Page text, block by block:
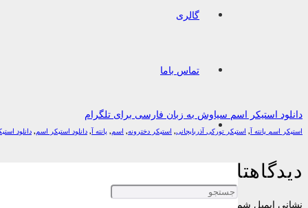
گالری
تماس باما
دانلود استیکر اسم سیاوش به زبان فارسی برای تلگرام
استیکر اسم پانته آ, استیکر تورکی آذربایجانی, استیکر دخترونه, اسم, پانته آ, دانلود استیکر اسم, دانلود
دیدگاهتان را بنویسید
نشانی ایمیل شما منتشر نخواهد شد.